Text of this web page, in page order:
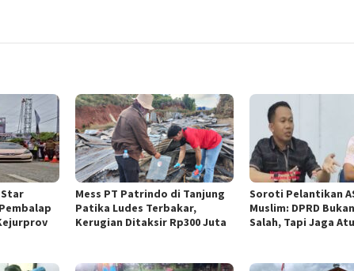
Mess PT Patrindo di Tanjung
Patika Ludes Terbakar,
Kerugian Ditaksir Rp300 Juta
Soroti Pelantikan
Muslim: DPRD
Salah, Tapi Jaga